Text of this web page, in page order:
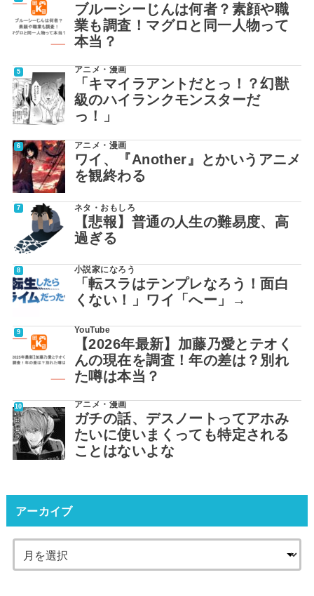
ブルーシーじんは何者？素顔や職
業も調査！マグロと同一人物って
本当？
アニメ・漫画
「キマイラアントだとっ！？幻獣
級のハイランクモンスターだ
っ！」
アニメ・漫画
ワイ、『Another』とかいうアニメ
を観終わる
ネタ・おもしろ
【悲報】普通の人生の難易度、高
過ぎる
小説家になろう
「転スラはテンプレなろう！面白
くない！」ワイ「へー」→
YouTube
【2026年最新】加藤乃愛とテオく
んの現在を調査！年の差は？別れ
た噂は本当？
アニメ・漫画
ガチの話、デスノートってアホみ
たいに使いまくっても特定される
ことはないよな
アーカイブ